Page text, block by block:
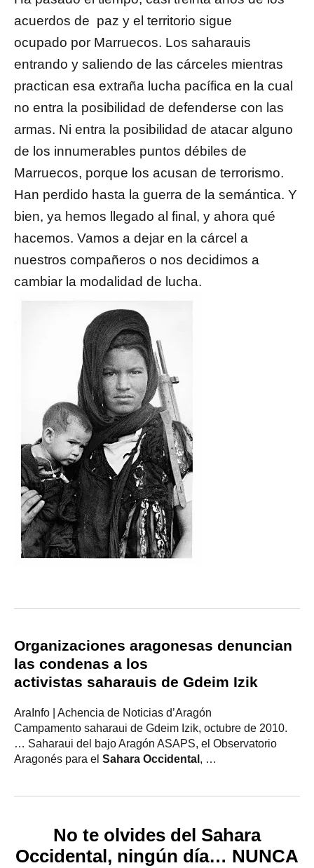
acuerdos de paz y el territorio sigue
ocupado por Marruecos. Los saharauis
entrando y saliendo de las cárceles mientras
practican esa extraña lucha pacífica en la cual
no entra la posibilidad de defenderse con las
armas. Ni entra la posibilidad de atacar alguno
de los innumerables puntos débiles de
Marruecos, porque los acusan de terrorismo.
Han perdido hasta la guerra de la semántica. Y
bien, ya hemos llegado al final, y ahora qué
hacemos. Vamos a dejar en la cárcel a
nuestros compañeros o nos decidimos a
cambiar la modalidad de lucha.
Organizaciones aragonesas denuncian
las condenas a los
activistas saharauis de Gdeim Izik
AraInfo | Achencia de Noticias d’Aragón
Campamento saharaui de Gdeim Izik, octubre de 2010.
… Saharaui del bajo Aragón ASAPS, el Observatorio
Aragonés para el Sahara Occidental , …
No te olvides del Sahara
Occidental, ningún día… NUNCA